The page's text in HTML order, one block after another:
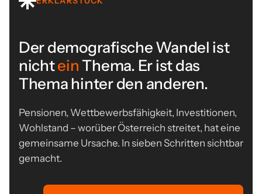
Der demografische Wandel ist
nichteinThema. Er ist das
Thema hinter den anderen.
Pensionen, Wettbewerbsfähigkeit, Investitionen,
Wohlstand – worüber Österreich streitet, hat eine
gemeinsame Ursache. In sieben Schritten sichtbar
gemacht.